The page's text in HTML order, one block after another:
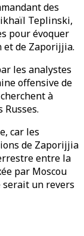
des
Teplinski,
pour évoquer
et de Zaporijjia.
les analystes
offensive de
à
car les
de Zaporijjia
entre la
par Moscou
serait un revers